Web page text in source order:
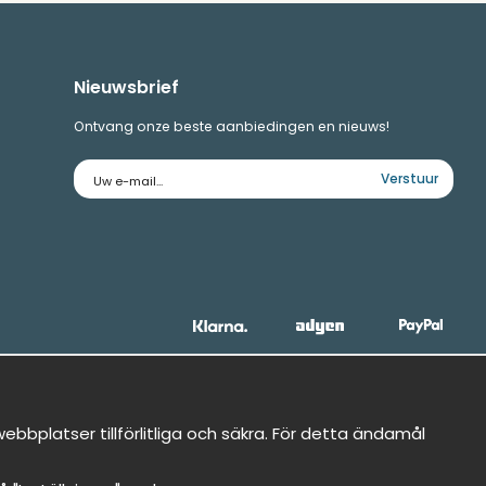
Nieuwsbrief
Ontvang onze beste aanbiedingen en nieuws!
E-
mailadres
Verstuur
tillförlitliga och säkra. För detta ändamål